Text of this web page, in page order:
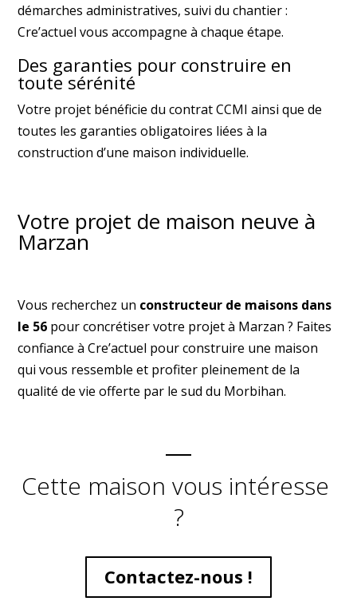
démarches administratives, suivi du chantier :
Cre’actuel vous accompagne à chaque étape.
Des garanties pour construire en
toute sérénité
Votre projet bénéficie du contrat CCMI ainsi que de
toutes les garanties obligatoires liées à la
construction d’une maison individuelle.
Votre projet de maison neuve à
Marzan
Vous recherchez un constructeur de maisons dans
le 56 pour concrétiser votre projet à Marzan ? Faites
confiance à Cre’actuel pour construire une maison
qui vous ressemble et profiter pleinement de la
qualité de vie offerte par le sud du Morbihan.
Cette maison vous intéresse
?
Contactez-nous !